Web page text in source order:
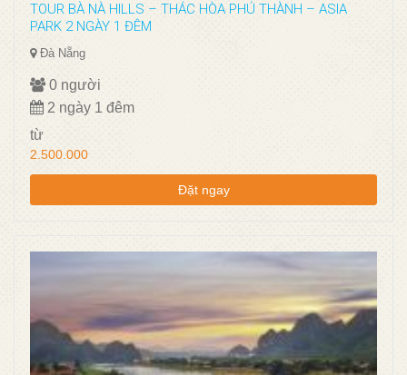
TOUR BÀ NÀ HILLS – THÁC HÒA PHÚ THÀNH – ASIA
PARK 2 NGÀY 1 ĐÊM
Đà Nẵng
0 người
2 ngày 1 đêm
từ
2.500.000
Đặt ngay